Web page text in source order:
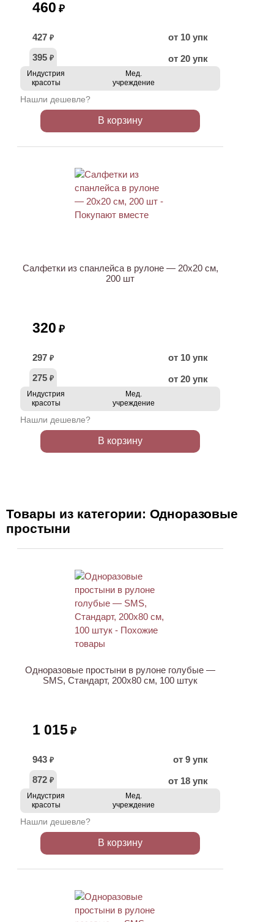
460 ₽
427 ₽
от 10 упк
395 ₽ от 20 упк
Индустрия
красоты
Мед.
учреждение
Нашли дешевле?
В корзину
Салфетки из спанлейса в рулоне — 20х20 см,
200 шт
320 ₽
297 ₽
от 10 упк
275 ₽ от 20 упк
Индустрия
красоты
Мед.
учреждение
Нашли дешевле?
В корзину
Товары из категории: Одноразовые
простыни
Одноразовые простыни в рулоне голубые —
SMS, Стандарт, 200х80 см, 100 штук
1 015 ₽
943 ₽
от 9 упк
872 ₽ от 18 упк
Индустрия
красоты
Мед.
учреждение
Нашли дешевле?
В корзину